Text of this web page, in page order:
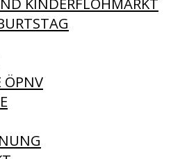
ÖPNV